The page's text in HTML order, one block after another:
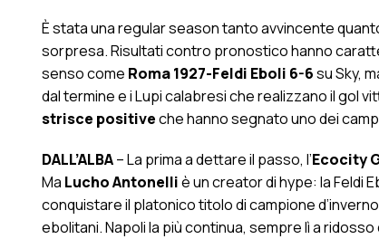
È stata una regular season tanto avvincente
sorpresa. Risultati contro pronostico hanno
senso come Roma 1927-Feldi Eboli 6-6su Sky,
dal termine e i Lupi calabresi che realizzano il gol
strisce positiveche hanno segnato uno dei
DALL’ALBA– La prima a dettare il passo, l’Ecocity
Ma Lucho Antonelliè un creator di hype: la Feldi
conquistare il platonico titolo di campione
ebolitani. Napoli la più continua, sempre lì a